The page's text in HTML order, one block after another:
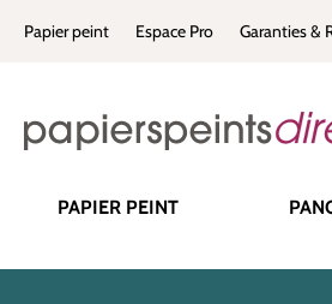
Passer à la navigation
Papier peint Espace Pro Garanties &
PAPIER PEINT